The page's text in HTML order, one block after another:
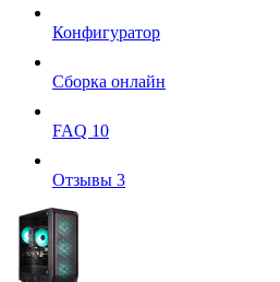
Конфигуратор
Сборка онлайн
FAQ 10
Отзывы 3